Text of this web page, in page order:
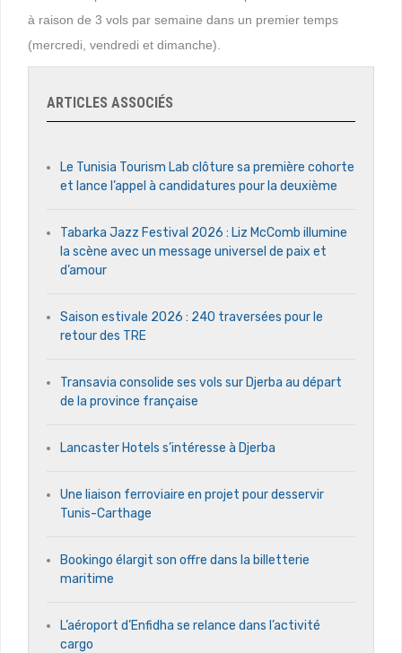
à raison de 3 vols par semaine dans un premier temps
(mercredi, vendredi et dimanche).
ARTICLES ASSOCIÉS
Le Tunisia Tourism Lab clôture sa première cohorte
et lance l’appel à candidatures pour la deuxième
Tabarka Jazz Festival 2026 : Liz McComb illumine
la scène avec un message universel de paix et
d’amour
Saison estivale 2026 : 240 traversées pour le
retour des TRE
Transavia consolide ses vols sur Djerba au départ
de la province française
Lancaster Hotels s’intéresse à Djerba
Une liaison ferroviaire en projet pour desservir
Tunis-Carthage
Bookingo élargit son offre dans la billetterie
maritime
L’aéroport d’Enfidha se relance dans l’activité
cargo